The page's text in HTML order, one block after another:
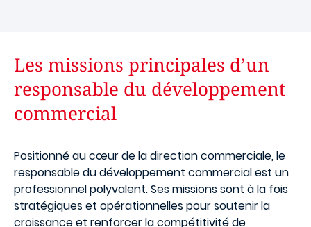
Les missions principales d’un
responsable du développement
commercial
Positionné au cœur de la direction commerciale, le
responsable du développement commercial est un
professionnel polyvalent. Ses missions sont à la fois
stratégiques et opérationnelles pour soutenir la
croissance et renforcer la compétitivité de